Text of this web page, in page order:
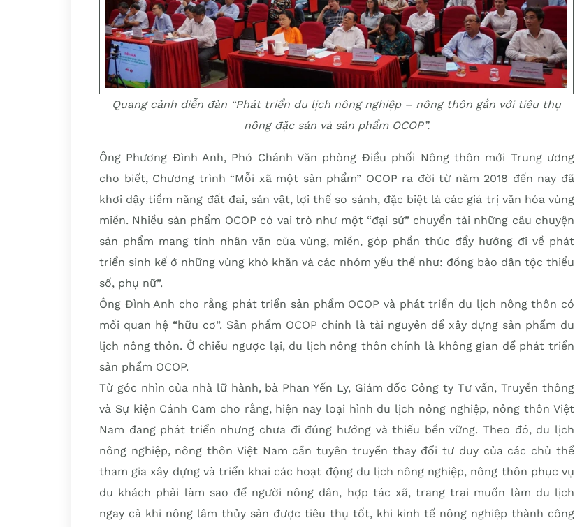
Quang cảnh diễn đàn “Phát triển du lịch nông nghiệp – nông thôn gắn với tiêu thụ
nông đặc sản và sản phẩm OCOP”.
Ông Phương Đình Anh, Phó Chánh Văn phòng Điều phối Nông thôn mới Trung ương
cho biết, Chương trình “Mỗi xã một sản phẩm” OCOP ra đời từ năm 2018 đến nay đã
khơi dậy tiềm năng đất đai, sản vật, lợi thế so sánh, đặc biệt là các giá trị văn hóa vùng
miền. Nhiều sản phẩm OCOP có vai trò như một “đại sứ” chuyển tải những câu chuyện
sản phẩm mang tính nhân văn của vùng, miền, góp phần thúc đẩy hướng đi về phát
triển sinh kế ở những vùng khó khăn và các nhóm yếu thế như: đồng bào dân tộc thiểu
số, phụ nữ”.
Ông Đình Anh cho rằng phát triển sản phẩm OCOP và phát triển du lịch nông thôn có
mối quan hệ “hữu cơ”. Sản phẩm OCOP chính là tài nguyên để xây dựng sản phẩm du
lịch nông thôn. Ở chiều ngược lại, du lịch nông thôn chính là không gian để phát triển
sản phẩm OCOP.
Từ góc nhìn của nhà lữ hành, bà Phan Yến Ly, Giám đốc Công ty Tư vấn, Truyền thông
và Sự kiện Cánh Cam cho rằng, hiện nay loại hình du lịch nông nghiệp, nông thôn Việt
Nam đang phát triển nhưng chưa đi đúng hướng và thiếu bền vững. Theo đó, du lịch
nông nghiệp, nông thôn Việt Nam cần tuyên truyền thay đổi tư duy của các chủ thể
tham gia xây dựng và triển khai các hoạt động du lịch nông nghiệp, nông thôn phục vụ
du khách phải làm sao để người nông dân, hợp tác xã, trang trại muốn làm du lịch
ngay cả khi nông lâm thủy sản được tiêu thụ tốt, khi kinh tế nông nghiệp thành công